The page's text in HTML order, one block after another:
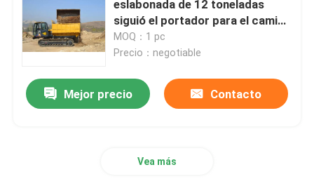
Máquina del corte de carreteras
Camión del transporte del saneamiento
Generador diesel del gas natural del inversor
eslabonada de 12 toneladas
siguió el portador para el camino
del fango, pantano, cuestas de la
nieve
MOQ：1 pc
Precio：negotiable
Mejor precio Contacto
Vea más